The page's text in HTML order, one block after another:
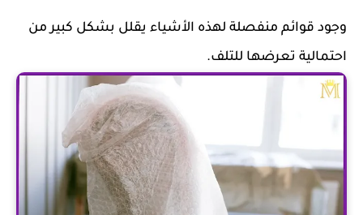
وجود قوائم منفصلة لهذه الأشياء يقلل بشكل كبير من
احتمالية تعرضها للتلف.